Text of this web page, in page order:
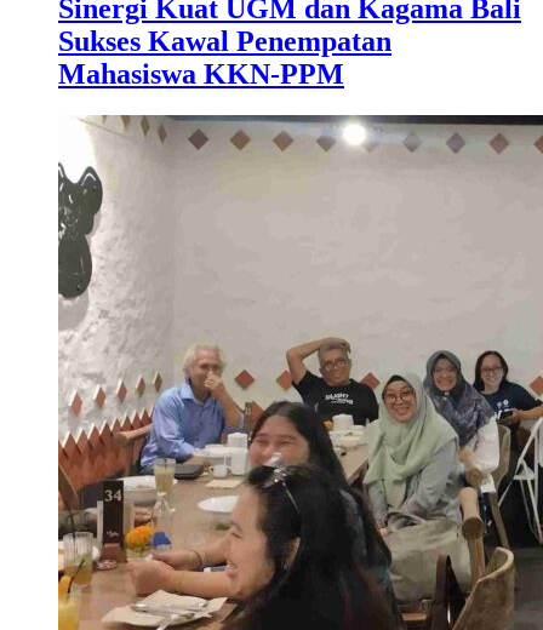
Sinergi Kuat UGM dan Kagama Bali
Sukses Kawal Penempatan
Mahasiswa KKN-PPM